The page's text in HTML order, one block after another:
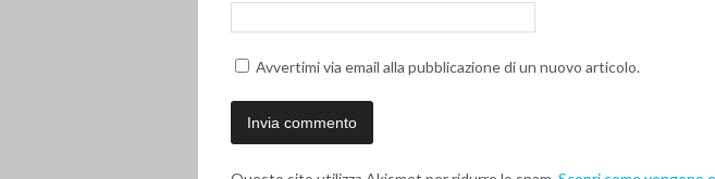
Avvertimi via email alla pubblicazione di un nuovo articolo.